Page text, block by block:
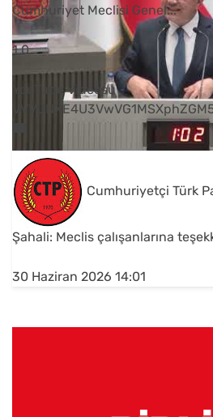
Cumhuriyet Meclisi Genel...
1 0
YouTube Videosu
Cumhuriyetçi Türk
Şahali: Meclis çalışanlarına
30 Haziran 2026 14:01